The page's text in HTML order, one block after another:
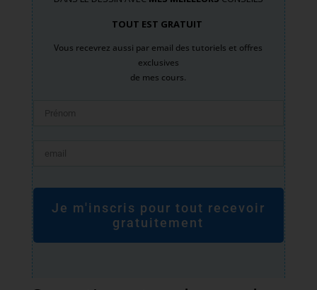
TOUT EST GRATUIT
Vous recevrez aussi par email des tutoriels et offres
exclusives
de mes cours.
Je m'inscris pour tout recevoir
gratuitement